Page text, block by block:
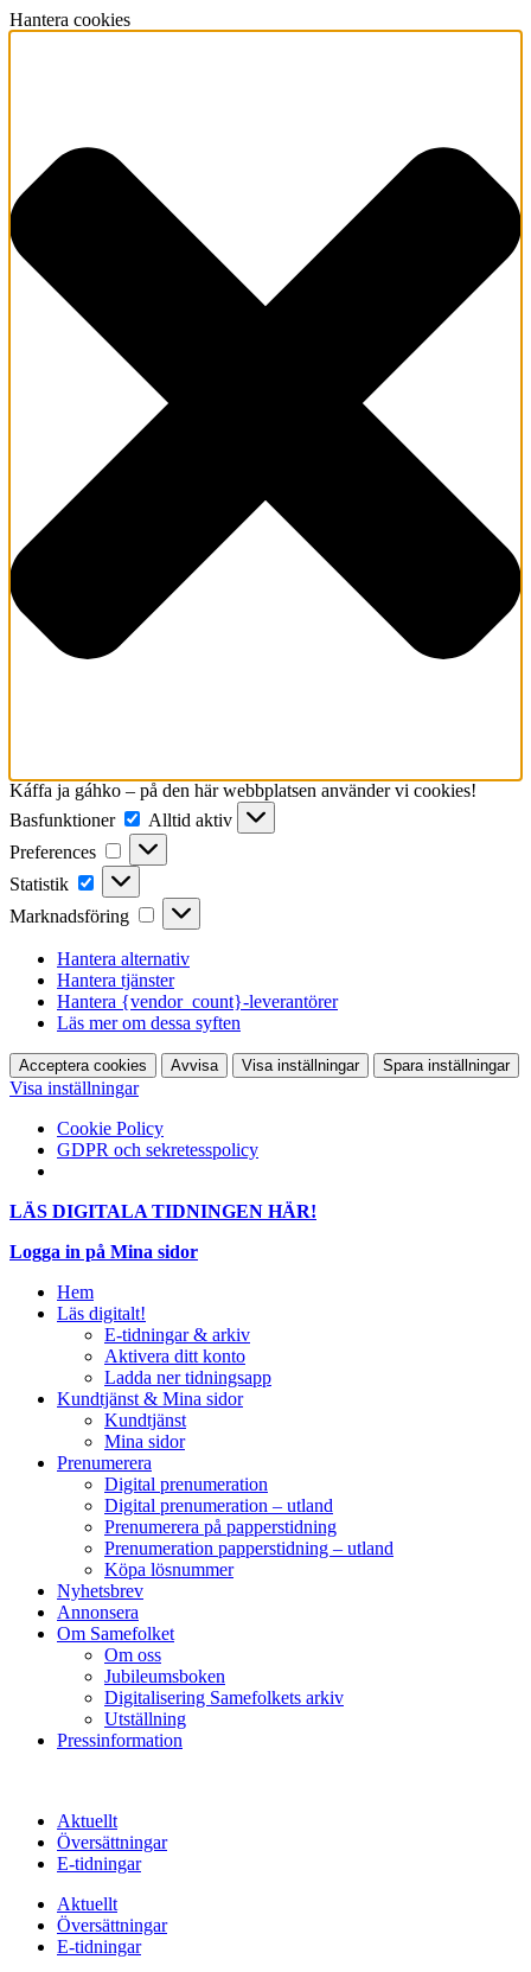
Hantera cookies
Káffa ja gáhko – på den här webbplatsen använder vi cookies!
Basfunktioner
Basfunktioner
Alltid aktiv
Preferences
Preferences
Statistik Statistik
Marknadsföring Marknadsföring
Hantera alternativ
Hantera tjänster
Hantera {vendor_count}-leverantörer
Läs mer om dessa syften
Acceptera cookies Avvisa Visa inställningar Spara inställningar
Visa inställningar
Cookie Policy
GDPR och sekretesspolicy
LÄS DIGITALA TIDNINGEN HÄR!
Logga in på Mina sidor
Hem
Läs digitalt!
E-tidningar & arkiv
Aktivera ditt konto
Ladda ner tidningsapp
Kundtjänst & Mina sidor
Kundtjänst
Mina sidor
Prenumerera
Digital prenumeration
Digital prenumeration – utland
Prenumerera på papperstidning
Prenumeration papperstidning – utland
Köpa lösnummer
Nyhetsbrev
Annonsera
Om Samefolket
Om oss
Jubileumsboken
Digitalisering Samefolkets arkiv
Utställning
Pressinformation
Aktuellt
Översättningar
E-tidningar
Aktuellt
Översättningar
E-tidningar